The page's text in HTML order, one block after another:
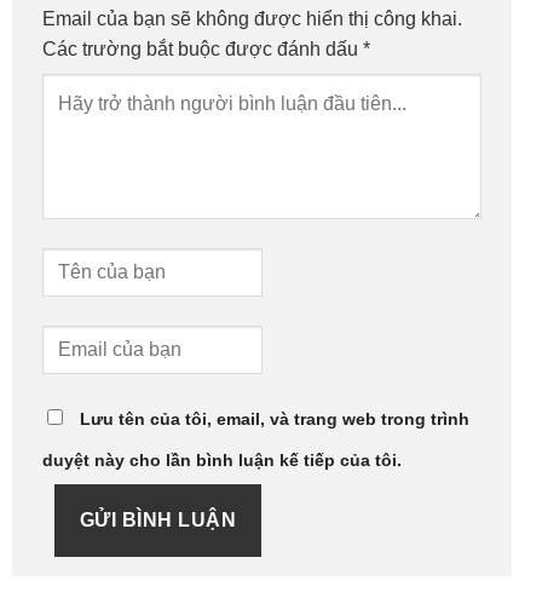
Email của bạn sẽ không được hiển thị công khai.
Các trường bắt buộc được đánh dấu *
Lưu tên của tôi, email, và trang web trong trình
duyệt này cho lần bình luận kế tiếp của tôi.
GỬI BÌNH LUẬN